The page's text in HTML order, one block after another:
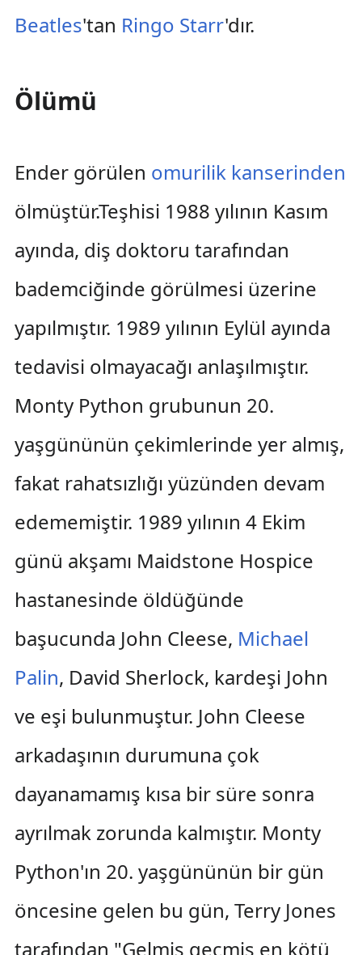
Beatles'tan Ringo Starr'dır.
Ölümü
Ender görülen omurilik kanserinden
ölmüştür.Teşhisi 1988 yılının Kasım
ayında, diş doktoru tarafından
bademciğinde görülmesi üzerine
yapılmıştır. 1989 yılının Eylül ayında
tedavisi olmayacağı anlaşılmıştır.
Monty Python grubunun 20.
yaşgününün çekimlerinde yer almış,
fakat rahatsızlığı yüzünden devam
edememiştir. 1989 yılının 4 Ekim
günü akşamı Maidstone Hospice
hastanesinde öldüğünde
başucunda John Cleese, Michael
Palin, David Sherlock, kardeşi John
ve eşi bulunmuştur. John Cleese
arkadaşının durumuna çok
dayanamamış kısa bir süre sonra
ayrılmak zorunda kalmıştır. Monty
Python'ın 20. yaşgününün bir gün
öncesine gelen bu gün, Terry Jones
tarafından "Gelmiş geçmiş en kötü